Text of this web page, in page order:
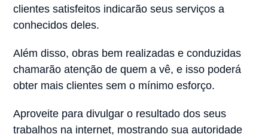
clientes satisfeitos indicarão seus serviços a
conhecidos deles.
Além disso, obras bem realizadas e conduzidas
chamarão atenção de quem a vê, e isso poderá
obter mais clientes sem o mínimo esforço.
Aproveite para divulgar o resultado dos seus
trabalhos na internet, mostrando sua autoridade